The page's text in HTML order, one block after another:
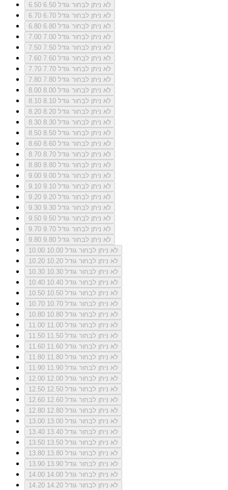
6.50
לא ניתן לבחור גודל 6.50
6.70
לא ניתן לבחור גודל 6.70
6.80
לא ניתן לבחור גודל 6.80
7.00
לא ניתן לבחור גודל 7.00
7.50
לא ניתן לבחור גודל 7.50
7.60
לא ניתן לבחור גודל 7.60
7.70
לא ניתן לבחור גודל 7.70
7.80
לא ניתן לבחור גודל 7.80
8.00
לא ניתן לבחור גודל 8.00
8.10
לא ניתן לבחור גודל 8.10
8.20
לא ניתן לבחור גודל 8.20
8.30
לא ניתן לבחור גודל 8.30
8.50
לא ניתן לבחור גודל 8.50
8.60
לא ניתן לבחור גודל 8.60
8.70
לא ניתן לבחור גודל 8.70
8.80
לא ניתן לבחור גודל 8.80
9.00
לא ניתן לבחור גודל 9.00
9.10
לא ניתן לבחור גודל 9.10
9.20
לא ניתן לבחור גודל 9.20
9.30
לא ניתן לבחור גודל 9.30
9.50
לא ניתן לבחור גודל 9.50
9.70
לא ניתן לבחור גודל 9.70
9.80
לא ניתן לבחור גודל 9.80
10.00
לא ניתן לבחור גודל 10.00
10.20
לא ניתן לבחור גודל 10.20
10.30
לא ניתן לבחור גודל 10.30
10.40
לא ניתן לבחור גודל 10.40
10.50
לא ניתן לבחור גודל 10.50
10.70
לא ניתן לבחור גודל 10.70
10.80
לא ניתן לבחור גודל 10.80
11.00
לא ניתן לבחור גודל 11.00
11.50
לא ניתן לבחור גודל 11.50
11.60
לא ניתן לבחור גודל 11.60
11.80
לא ניתן לבחור גודל 11.80
11.90
לא ניתן לבחור גודל 11.90
12.00
לא ניתן לבחור גודל 12.00
12.50
לא ניתן לבחור גודל 12.50
12.60
לא ניתן לבחור גודל 12.60
12.80
לא ניתן לבחור גודל 12.80
13.00
לא ניתן לבחור גודל 13.00
13.40
לא ניתן לבחור גודל 13.40
13.50
לא ניתן לבחור גודל 13.50
13.80
לא ניתן לבחור גודל 13.80
13.90
לא ניתן לבחור גודל 13.90
14.00
לא ניתן לבחור גודל 14.00
14.20
לא ניתן לבחור גודל 14.20